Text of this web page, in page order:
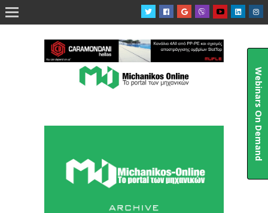

Webinars On Demand